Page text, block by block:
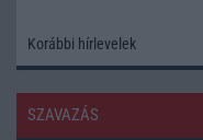
Korábbi hírlevelek
SZAVAZÁS